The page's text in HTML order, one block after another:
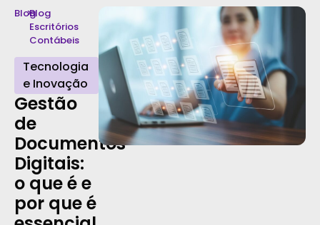
Blog
>Blog
Escritórios
Contábeis
Tecnologia
e Inovação
Gestão
de
Documentos
Digitais:
o que é e
por que é